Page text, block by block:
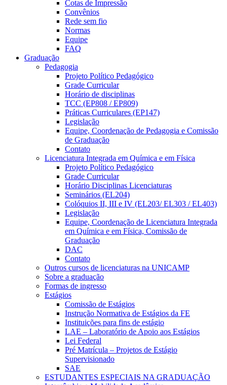
Cotas de Impressão
Convênios
Rede sem fio
Normas
Equipe
FAQ
Graduação
Pedagogia
Projeto Político Pedagógico
Grade Curricular
Horário de disciplinas
TCC (EP808 / EP809)
Práticas Curriculares (EP147)
Legislação
Equipe, Coordenação de Pedagogia e Comissão
de Graduação
Contato
Licenciatura Integrada em Química e em Física
Projeto Político Pedagógico
Grade Curricular
Horário Disciplinas Licenciaturas
Seminários (EL204)
Colóquios II, III e IV (EL203/ EL303 / EL403)
Legislação
Equipe, Coordenação de Licenciatura Integrada
em Química e em Física, Comissão de
Graduação
DAC
Contato
Outros cursos de licenciaturas na UNICAMP
Sobre a graduação
Formas de ingresso
Estágios
Comissão de Estágios
Instrução Normativa de Estágios da FE
Instituições para fins de estágio
LAE – Laboratório de Apoio aos Estágios
Lei Federal
Pré Matrícula – Projetos de Estágio
Supervisionado
SAE
ESTUDANTES ESPECIAIS NA GRADUAÇÃO